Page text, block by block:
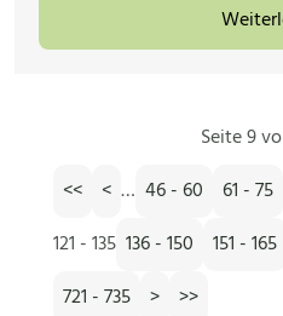
Seite 9
<<
< … 46 - 60 61 - 75
121 - 135 136 - 150 151 - 165
721 - 735
> >>